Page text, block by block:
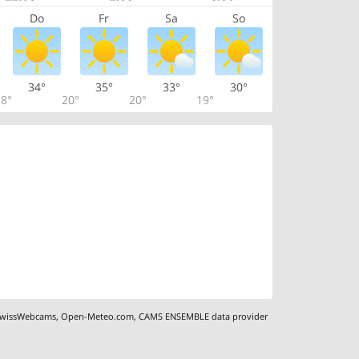
Do Fr Sa So
34°
20°
35°
20°
33°
19°
30°
,Open-Meteo.com,CAMS ENSEMBLE data provider